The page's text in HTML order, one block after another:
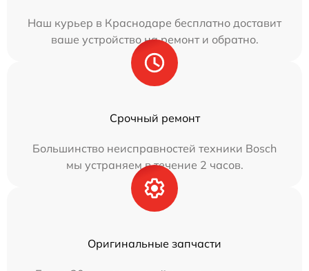
Наш курьер в Краснодаре бесплатно доставит
ваше устройство на ремонт и обратно.
Срочный ремонт
Большинство неисправностей техники Bosch
мы устраняем в течение 2 часов.
Оригинальные запчасти